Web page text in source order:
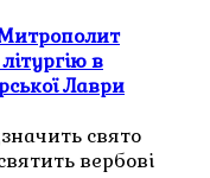
в
Лаври
свято
вербові